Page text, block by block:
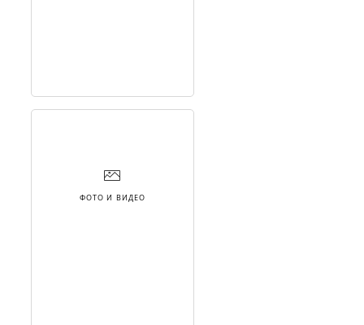
ФОТО И ВИДЕО